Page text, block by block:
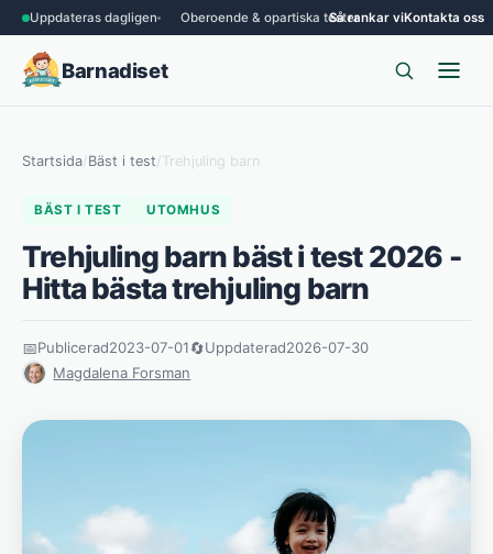
Uppdateras dagligen Oberoende & opartiska testerSå rankar viKontakta oss
Barnadiset
Startsida/Bäst i test/Trehjuling barn
BÄST I TEST UTOMHUS
Trehjuling barn bäst i test 2026 -
Hitta bästa trehjuling barn
📅Publicerad2023-07-01🔄Uppdaterad2026-07-30
Magdalena Forsman